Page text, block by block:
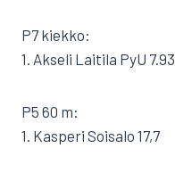
P7 kiekko:
1. Akseli Laitila PyU 7.93
P5 60 m:
1. Kasperi Soisalo 17,7